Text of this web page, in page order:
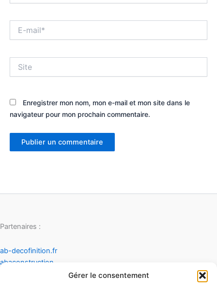
Gérer le consentement
mail*
Enregistrer mon nom, mon e-mail et mon site dans le
navigateur pour mon prochain commentaire.
Partenaires :
ab-decofinition.fr
abaconstruction